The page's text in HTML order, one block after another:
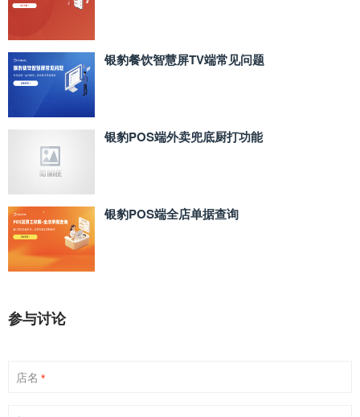
银豹餐饮智慧屏TV端常见问题
银豹POS端外卖兜底厨打功能
银豹POS端全店单据查询
参与讨论
店名 *